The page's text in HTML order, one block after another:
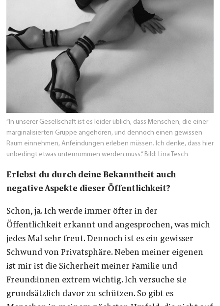
“In unserer Gesellschaft ist es leider üblich, dass Menschen, die einer
marginalisierten Gruppe angehören, und dennoch einen gewissen
Raum einnehmen, Anfeindungen erleben müssen. Ich denke, dass hier
unbedingt etwas unternommen werden muss.” Bild: Lina Tesch
Erlebst du durch deine Bekanntheit auch
negative Aspekte dieser Öffentlichkeit?
Schon, ja. Ich werde immer öfter in der
Öffentlichkeit erkannt und angesprochen, was mich
jedes Mal sehr freut. Dennoch ist es ein gewisser
Schwund von Privatsphäre. Neben meiner eigenen
ist mir ist die Sicherheit meiner Familie und
Freund:innen extrem wichtig. Ich versuche sie
grundsätzlich davor zu schützen. So gibt es